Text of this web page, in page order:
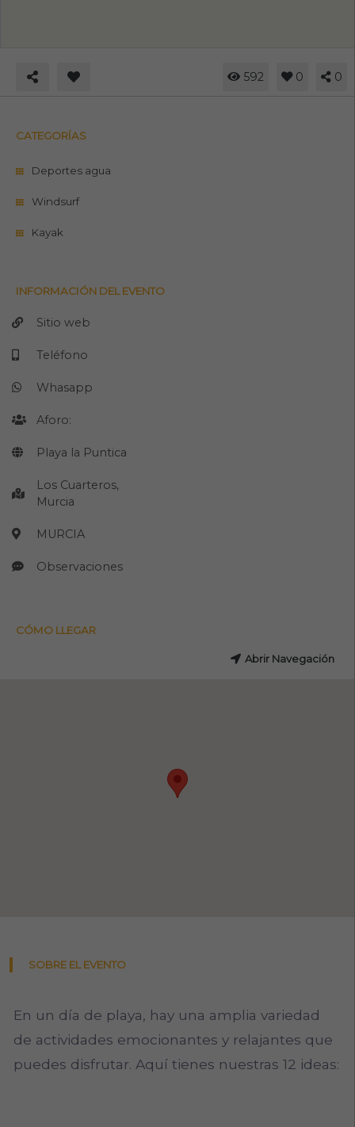
592 0 0
SOBRE EL EVENTO
En un día de playa, hay una amplia variedad
de actividades emocionantes y relajantes que
puedes disfrutar. Aquí tienes nuestras 12 ideas:
CATEGORÍAS
Deportes agua
Windsurf
Kayak
INFORMACIÓN DEL EVENTO
Sitio web
Teléfono
Whasapp
Aforo:
Playa la Puntica
Los Cuarteros,
Murcia
MURCIA
Observaciones
CÓMO LLEGAR
Abrir Navegación